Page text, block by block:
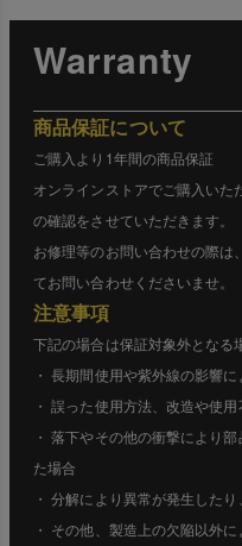
Warranty
商品保証について
ご購入より1年間の商品保証
オンラインストアでご購入い
の確認をさせていただきます。
お修理等のお問い合わせの際は
てお問い合わせくださいませ。
注意事項
下記の場合は保証対象外となる
・ 長期間使用や紫外線の影響
・ 誤った使用方法、改造や使
・ 落下やその他の衝撃により
た場合
・ 分解により異常が発生した
・ その他、製造上の欠陥以外